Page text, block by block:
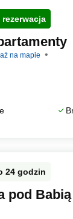
na mapie
24 godzin
pod